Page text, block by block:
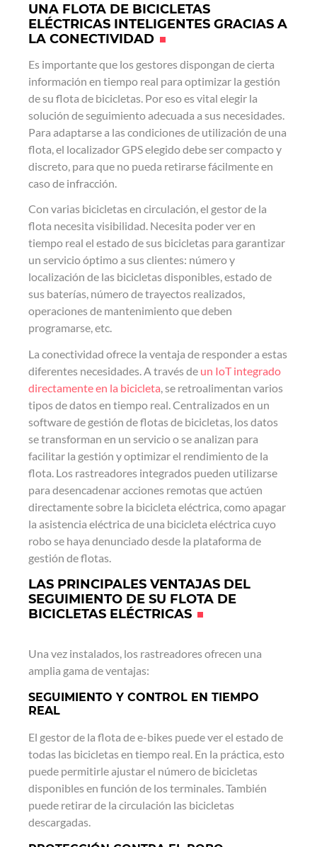
UNA FLOTA DE BICICLETAS
ELÉCTRICAS INTELIGENTES GRACIAS A
LA CONECTIVIDAD
Es importante que los gestores dispongan de cierta
información en tiempo real para optimizar la gestión
de su flota de bicicletas. Por eso es vital elegir la
solución de seguimiento adecuada a sus necesidades.
Para adaptarse a las condiciones de utilización de una
flota, el localizador GPS elegido debe ser compacto y
discreto, para que no pueda retirarse fácilmente en
caso de infracción.
Con varias bicicletas en circulación, el gestor de la
flota necesita visibilidad. Necesita poder ver en
tiempo real el estado de sus bicicletas para garantizar
un servicio óptimo a sus clientes: número y
localización de las bicicletas disponibles, estado de
sus baterías, número de trayectos realizados,
operaciones de mantenimiento que deben
programarse, etc.
La conectividad ofrece la ventaja de responder a estas
diferentes necesidades. A través de un IoT integrado
directamente en la bicicleta, se retroalimentan varios
tipos de datos en tiempo real. Centralizados en un
software de gestión de flotas de bicicletas, los datos
se transforman en un servicio o se analizan para
facilitar la gestión y optimizar el rendimiento de la
flota. Los rastreadores integrados pueden utilizarse
para desencadenar acciones remotas que actúen
directamente sobre la bicicleta eléctrica, como apagar
la asistencia eléctrica de una bicicleta eléctrica cuyo
robo se haya denunciado desde la plataforma de
gestión de flotas.
LAS PRINCIPALES VENTAJAS DEL
SEGUIMIENTO DE SU FLOTA DE
BICICLETAS ELÉCTRICAS
Una vez instalados, los rastreadores ofrecen una
amplia gama de ventajas:
SEGUIMIENTO Y CONTROL EN TIEMPO
REAL
El gestor de la flota de e-bikes puede ver el estado de
todas las bicicletas en tiempo real. En la práctica, esto
puede permitirle ajustar el número de bicicletas
disponibles en función de los terminales. También
puede retirar de la circulación las bicicletas
descargadas.